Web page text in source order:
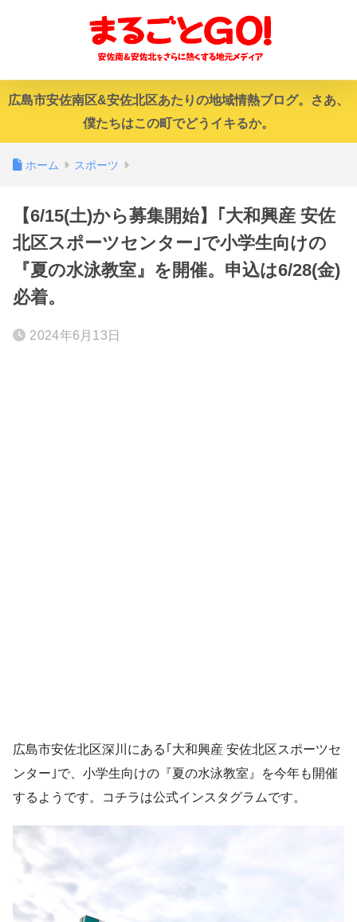
広島市安佐南区&安佐北区あたりの地域情熱ブログ。さあ、
僕たちはこの町でどうイキるか。
ホーム スポーツ
【6/15(土)から募集開始】｢大和興産 安佐
北区スポーツセンター｣で小学生向けの
『夏の水泳教室』を開催。申込は6/28(金)
必着。
2024年6月13日
広島市安佐北区深川にある｢大和興産 安佐北区スポーツセ
ンター｣で、小学生向けの『夏の水泳教室』を今年も開催
するようです。コチラは公式インスタグラムです。